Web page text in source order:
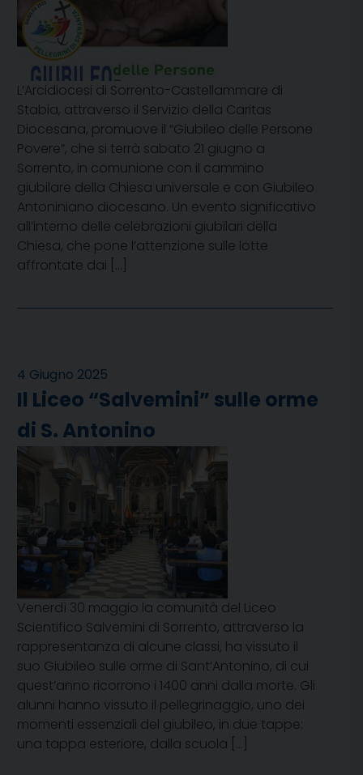
L’Arcidiocesi di Sorrento-Castellammare di
Stabia, attraverso il Servizio della Caritas
Diocesana, promuove il “Giubileo delle Persone
Povere”, che si terrà sabato 21 giugno a
Sorrento, in comunione con il cammino
giubilare della Chiesa universale e con Giubileo
Antoniniano diocesano. Un evento significativo
all’interno delle celebrazioni giubilari della
Chiesa, che pone l’attenzione sulle lotte
affrontate dai […]
4 Giugno 2025
Il Liceo “Salvemini” sulle orme
di S. Antonino
Venerdì 30 maggio la comunità del Liceo
Scientifico Salvemini di Sorrento, attraverso la
rappresentanza di alcune classi, ha vissuto il
suo Giubileo sulle orme di Sant’Antonino, di cui
quest’anno ricorrono i 1400 anni dalla morte. Gli
alunni hanno vissuto il pellegrinaggio, uno dei
momenti essenziali del giubileo, in due tappe:
una tappa esteriore, dalla scuola […]